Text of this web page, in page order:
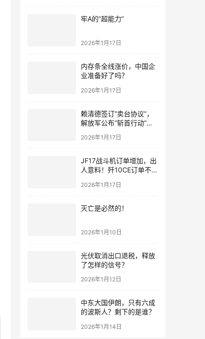
牢A的“超能力”
2026年1月17日
内存条全线涨价，中国企
业准备好了吗？
2026年1月17日
赖清德签订“卖台协议”，
解放军公布“斩首行动”画
2026年1月17日
JF17战斗机订单增加，出
人意料！歼10CE订单不要
2026年1月17日
灭亡是必然的！
2026年1月10日
光伏取消出口退税，释放
了怎样的信号？
2026年1月12日
中东大国伊朗，只有六成
的波斯人？剩下的是谁？
2026年1月14日